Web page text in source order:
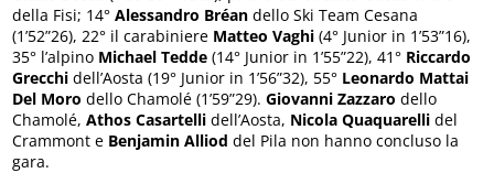
della Fisi; 14°Alessandro Bréan dello Ski Team Cesana
(1’52”26), 22° il carabiniere Matteo Vaghi (4° Junior in 1’53”16),
35° l’alpino Michael Tedde (14° Junior in 1’55”22), 41° Riccardo
Grecchi dell’Aosta (19° Junior in 1’56”32), 55° Leonardo Mattai
Del Moro dello Chamolé (1’59”29).Giovanni Zazzaro dello
Chamolé,Athos Casartelli dell’Aosta, Nicola Quaquarelli del
Crammont e Benjamin Alliod del Pila non hanno concluso la
gara.